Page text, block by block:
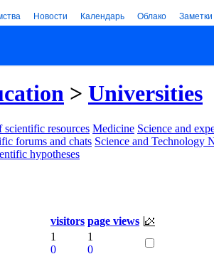
Новости Календарь Облако Заметки
> Universities
scientific resources Medicine Science and
forums and chats Science and Technology
hypotheses
visitors page views
1
0
1
0